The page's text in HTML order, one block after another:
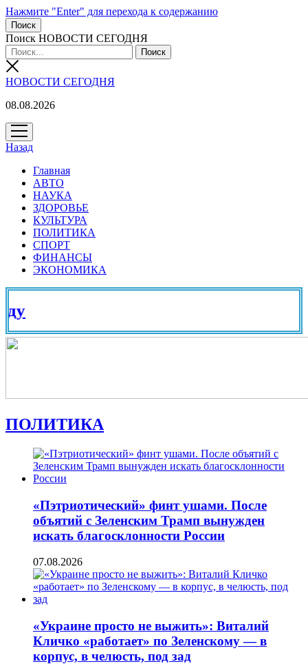
Нажмите "Enter" для перехода к содержанию
Поиск
Поиск НОВОСТИ СЕГОДНЯ
НОВОСТИ СЕГОДНЯ
08.08.2026
открыть
меню
Назад
Главная
АВТО
НАУКА
ЗДОРОВЬЕ
КУЛЬТУРА
ПОЛИТИКА
СПОРТ
ФИНАНСЫ
ЭКОНОМИКА
ПОЛИТИКА
«Пэтриотический» финт ушами. После
объятий с Зеленским Трамп вынужден
искать благосклонности России
07.08.2026
«Украине просто не выжить»: Виталий
Кличко «работает» по Зеленскому — в
корпус, в челюсть, под зад